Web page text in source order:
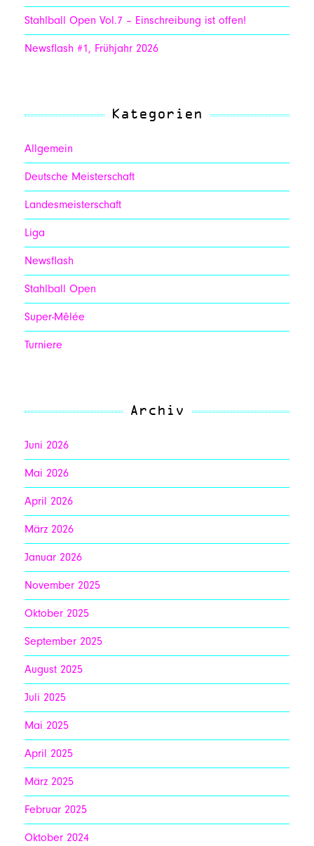
Stahlball Open Vol.7 – Einschreibung ist offen!
Newsflash #1, Frühjahr 2026
Kategorien
Allgemein
Deutsche Meisterschaft
Landesmeisterschaft
Liga
Newsflash
Stahlball Open
Super-Mêlée
Turniere
Archiv
Juni 2026
Mai 2026
April 2026
März 2026
Januar 2026
November 2025
Oktober 2025
September 2025
August 2025
Juli 2025
Mai 2025
April 2025
März 2025
Februar 2025
Oktober 2024